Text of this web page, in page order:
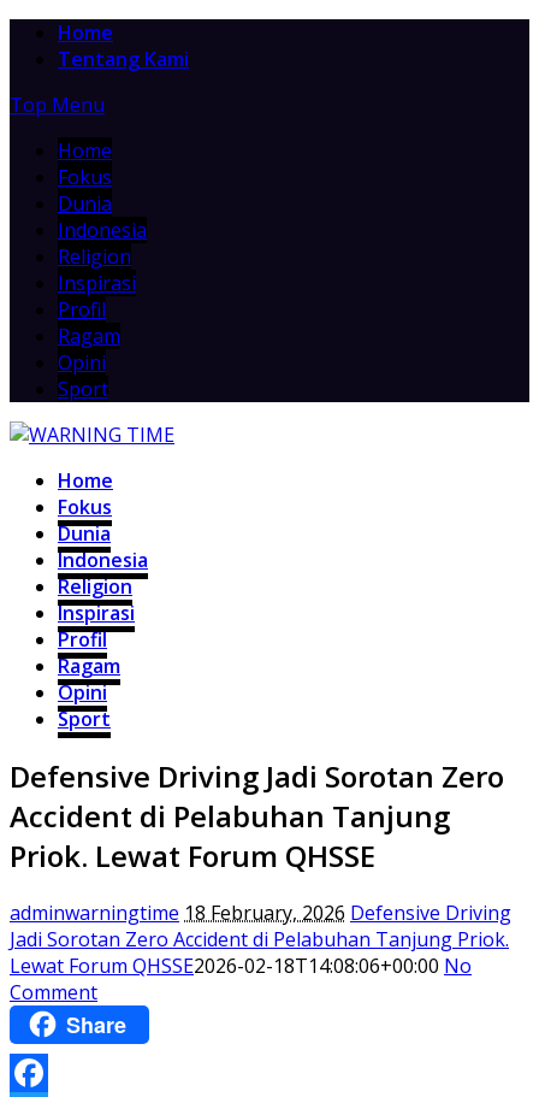
Home
Tentang Kami
Top Menu
Home
Fokus
Dunia
Indonesia
Religion
Inspirasi
Profil
Ragam
Opini
Sport
Home
Fokus
Dunia
Indonesia
Religion
Inspirasi
Profil
Ragam
Opini
Sport
Defensive Driving Jadi Sorotan Zero
Accident di Pelabuhan Tanjung
Priok. Lewat Forum QHSSE
adminwarningtime 18 February, 2026 Defensive Driving
Jadi Sorotan Zero Accident di Pelabuhan Tanjung Priok.
Lewat Forum QHSSE2026-02-18T14:08:06+00:00 No
Comment
Share